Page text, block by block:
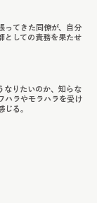
ってきた同僚が、自分
としての責務を果たせ
なりたいのか、知らな
ハラやモラハラを受け
じる。